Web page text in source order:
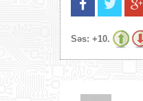
Səs: +10.